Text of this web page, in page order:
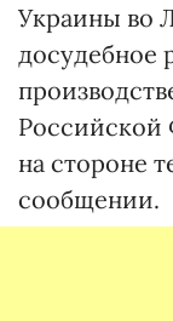
Украины во
досудебное
Российской
на стороне
сообщении.